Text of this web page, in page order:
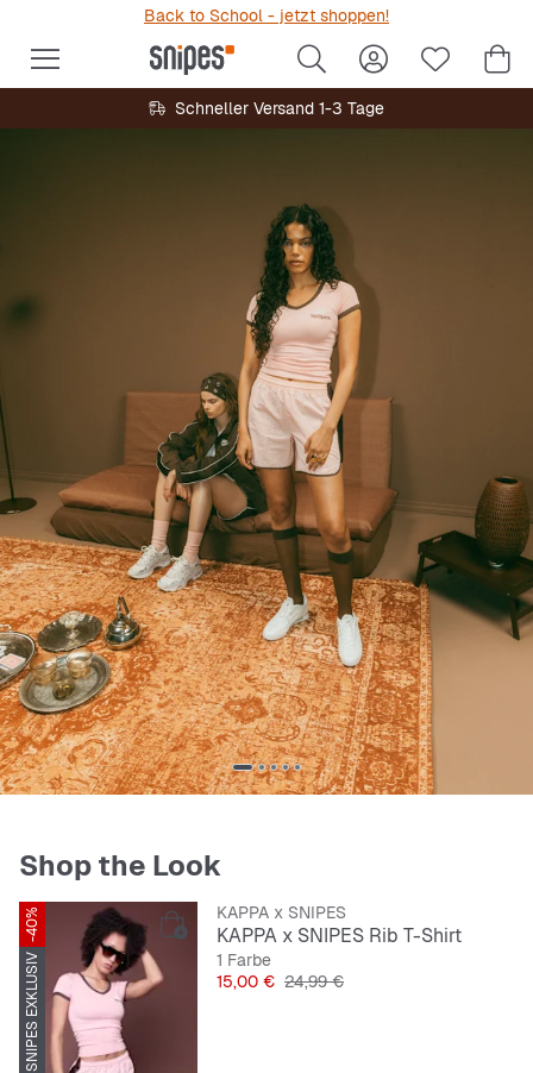
Back to School - jetzt shoppen!
Schneller Versand 1-3 Tage
Shop the Look
-40%
SNIPES EXKLUSIV
KAPPA x SNIPES
KAPPA x SNIPES Rib T-Shirt
1 Farbe
Preis
15,00 € Originalpreis
24,99 €